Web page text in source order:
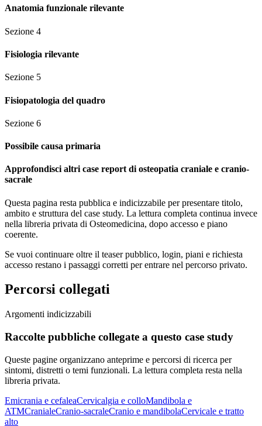
Anatomia funzionale rilevante
Sezione 4
Fisiologia rilevante
Sezione 5
Fisiopatologia del quadro
Sezione 6
Possibile causa primaria
Approfondisci altri case report di osteopatia craniale e cranio-
sacrale
Questa pagina resta pubblica e indicizzabile per presentare titolo,
ambito e struttura del case study. La lettura completa continua invece
nella libreria privata di Osteomedicina, dopo accesso e piano
coerente.
Se vuoi continuare oltre il teaser pubblico, login, piani e richiesta
accesso restano i passaggi corretti per entrare nel percorso privato.
Percorsi collegati
Argomenti indicizzabili
Raccolte pubbliche collegate a questo case study
Queste pagine organizzano anteprime e percorsi di ricerca per
sintomi, distretti o temi funzionali. La lettura completa resta nella
libreria privata.
Emicrania e cefaleaCervicalgia e colloMandibola e
ATMCranialeCranio-sacraleCranio e mandibolaCervicale e tratto
alto